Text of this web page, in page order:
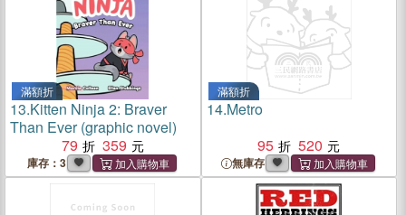
滿額折
13.Kitten Ninja 2: Braver
Than Ever (graphic novel)
79
359
庫存：3
滿額折
14.Metro
95
520
無庫存